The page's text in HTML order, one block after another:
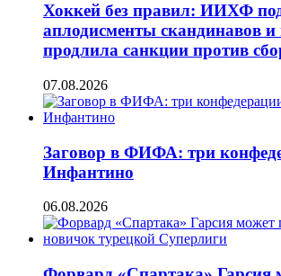
Хоккей без правил: ИИХФ
аплодисменты скандинавов и
продлила санкции против
07.08.2026
Заговор в ФИФА: три
Инфантино
06.08.2026